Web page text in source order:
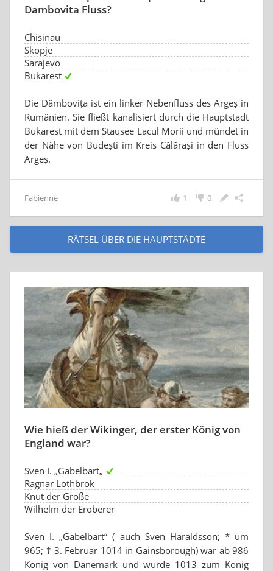
Dambovita Fluss?
Chisinau
Skopje
Sarajevo
Bukarest
Die Dâmbovița ist ein linker Nebenfluss des Argeș in
Rumänien. Sie fließt kanalisiert durch die Hauptstadt
Bukarest mit dem Stausee Lacul Morii und mündet in
der Nähe von Budești im Kreis Călărași in den Fluss
Argeș.
Fabienne 0
1
RÄTSEL ÜBER DIE HAUPTSTÄDTE
Wie hieß der Wikinger, der erster König von
England war?
Sven I. „Gabelbart„
Ragnar Lothbrok
Knut der Große
Wilhelm der Eroberer
Sven I. „Gabelbart“ ( auch Sven Haraldsson; * um
965; † 3. Februar 1014 in Gainsborough) war ab 986
König von Dänemark und wurde 1013 zum König